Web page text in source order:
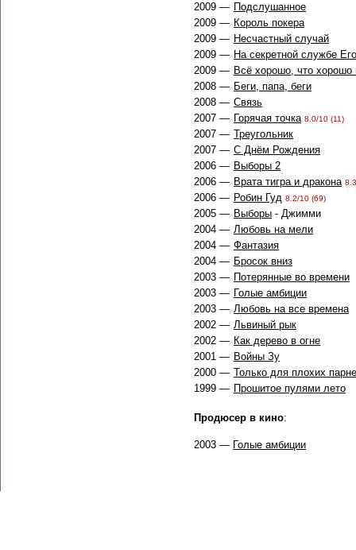
2009 — Подслушанное
2009 — Король покера
2009 — Несчастный случай
2009 — На секретной службе
2009 — Всё хорошо, что хорошо
2008 — Беги, папа, беги
2008 — Связь
2007 — Горячая точка 8.0/10 (11)
2007 — Треугольник
2007 — С Днём Рождения
2006 — Выборы 2
2006 — Врата тигра и дракона
2006 — Робин Гуд 8.2/10 (69)
2005 — Выборы - Джимми
2004 — Любовь на мели
2004 — Фантазия
2004 — Бросок вниз
2003 — Потерянные во времени
2003 — Голые амбиции
2003 — Любовь на все времена
2002 — Львиный рык
2002 — Как дерево в огне
2001 — Войны Зу
2000 — Только для плохих
1999 — Прошитое пулями лето
Продюсер в кино:
2003 — Голые амбиции